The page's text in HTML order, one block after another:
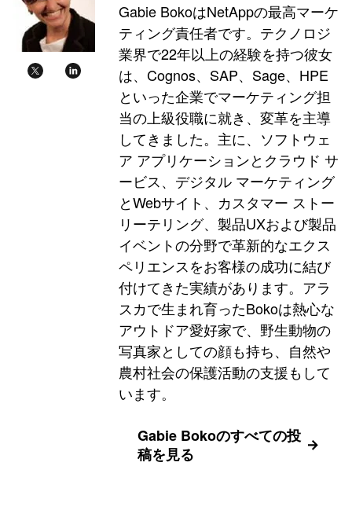
Gabie BokoはNetAppの最高マーケ
ティング責任者です。テクノロジ
業界で22年以上の経験を持つ彼女
は、Cognos、SAP、Sage、HPE
といった企業でマーケティング担
当の上級役職に就き、変革を主導
してきました。主に、ソフトウェ
ア アプリケーションとクラウド サ
ービス、デジタル マーケティング
とWebサイト、カスタマー ストー
リーテリング、製品UXおよび製品
イベントの分野で革新的なエクス
ペリエンスをお客様の成功に結び
付けてきた実績があります。アラ
スカで生まれ育ったBokoは熱心な
アウトドア愛好家で、野生動物の
写真家としての顔も持ち、自然や
農村社会の保護活動の支援もして
います。
Gabie Bokoのすべての投
稿を見る